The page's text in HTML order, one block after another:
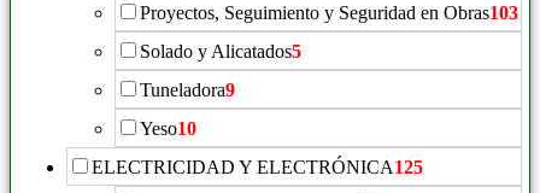
Proyectos, Seguimiento y Seguridad en Obras103
Solado y Alicatados5
Tuneladora9
Yeso10
ELECTRICIDAD Y ELECTRÓNICA125